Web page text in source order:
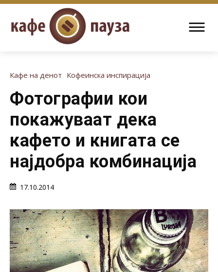
Кафе на денот Кофеинска инспирација
Фотографии кои
покажуваат дека
кафето и книгата се
најдобра комбинација
17.10.2014